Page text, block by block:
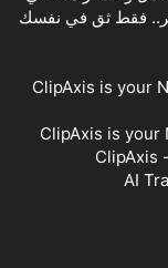
فقط ثق في نفسك
ClipAxis is your
ClipAxis is your
ClipAxis
AI